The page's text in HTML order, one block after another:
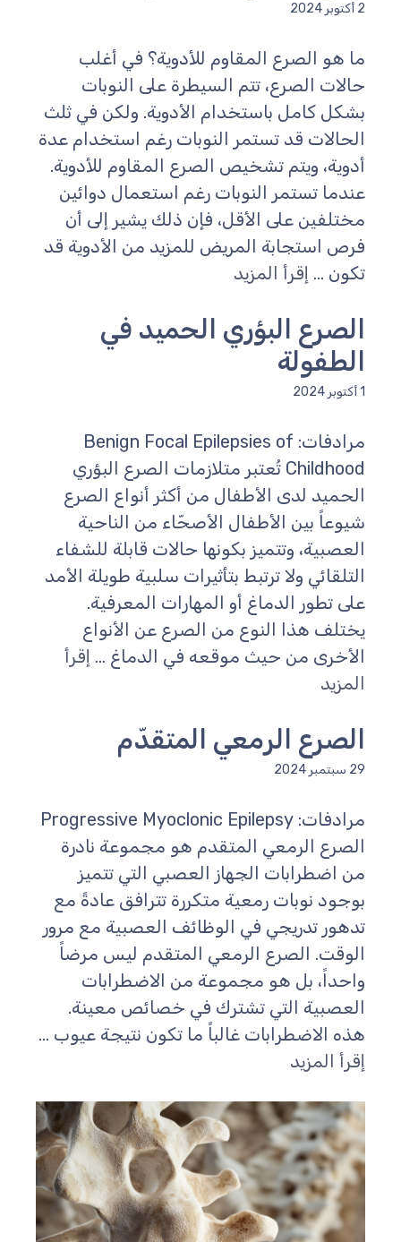
2 أكتوبر 2024
ما هو الصرع المقاوم للأدوية؟ في أغلب
حالات الصرع، تتم السيطرة على النوبات
بشكل كامل باستخدام الأدوية. ولكن في ثلث
الحالات قد تستمر النوبات رغم استخدام عدة
أدوية، ويتم تشخيص الصرع المقاوم للأدوية.
عندما تستمر النوبات رغم استعمال دوائين
مختلفين على الأقل، فإن ذلك يشير إلى أن
فرص استجابة المريض للمزيد من الأدوية قد
تكون ... إقرأ المزيد
الصرع البؤري الحميد في
الطفولة
1 أكتوبر 2024
مرادفات: Benign Focal Epilepsies of
Childhood تُعتبر متلازمات الصرع البؤري
الحميد لدى الأطفال من أكثر أنواع الصرع
شيوعاً بين الأطفال الأصحّاء من الناحية
العصبية، وتتميز بكونها حالات قابلة للشفاء
التلقائي ولا ترتبط بتأثيرات سلبية طويلة الأمد
على تطور الدماغ أو المهارات المعرفية.
يختلف هذا النوع من الصرع عن الأنواع
الأخرى من حيث موقعه في الدماغ ... إقرأ
المزيد
الصرع الرمعي المتقدّم
29 سبتمبر 2024
مرادفات: Progressive Myoclonic Epilepsy
الصرع الرمعي المتقدم هو مجموعة نادرة
من اضطرابات الجهاز العصبي التي تتميز
بوجود نوبات رمعية متكررة تترافق عادةً مع
تدهور تدريجي في الوظائف العصبية مع مرور
الوقت. الصرع الرمعي المتقدم ليس مرضاً
واحداً، بل هو مجموعة من الاضطرابات
العصبية التي تشترك في خصائص معينة.
هذه الاضطرابات غالباً ما تكون نتيجة عيوب ...
إقرأ المزيد